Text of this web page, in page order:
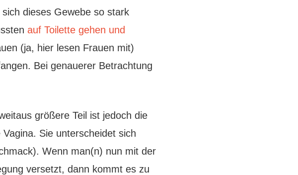
dieses Gewebe so stark
auf Toilette gehen und
(ja, hier lesen Frauen mit)
Bei genauerer Betrachtung
größere Teil ist jedoch die
Sie unterscheidet sich
Wenn man(n) nun mit der
versetzt, dann kommt es zu